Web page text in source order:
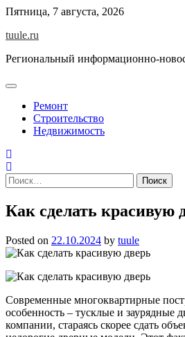
Skip
content
Пятница, 7 августа, 2026
tuule.ru
Региональный информационно-
Ремонт
Строительство
Недвижимость
Найти:
Как сделать красивую
Posted on 22.10.2024 by tuule
Современные многоквартирные
особенность – тусклые и заурядные
компании, стараясь скорее сдать